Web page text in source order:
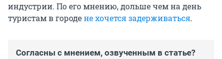
индустрии. По его мнению, дольше чем на день
туристам в городене хочется задерживаться.
Согласны с мнением, озвученным в статье?